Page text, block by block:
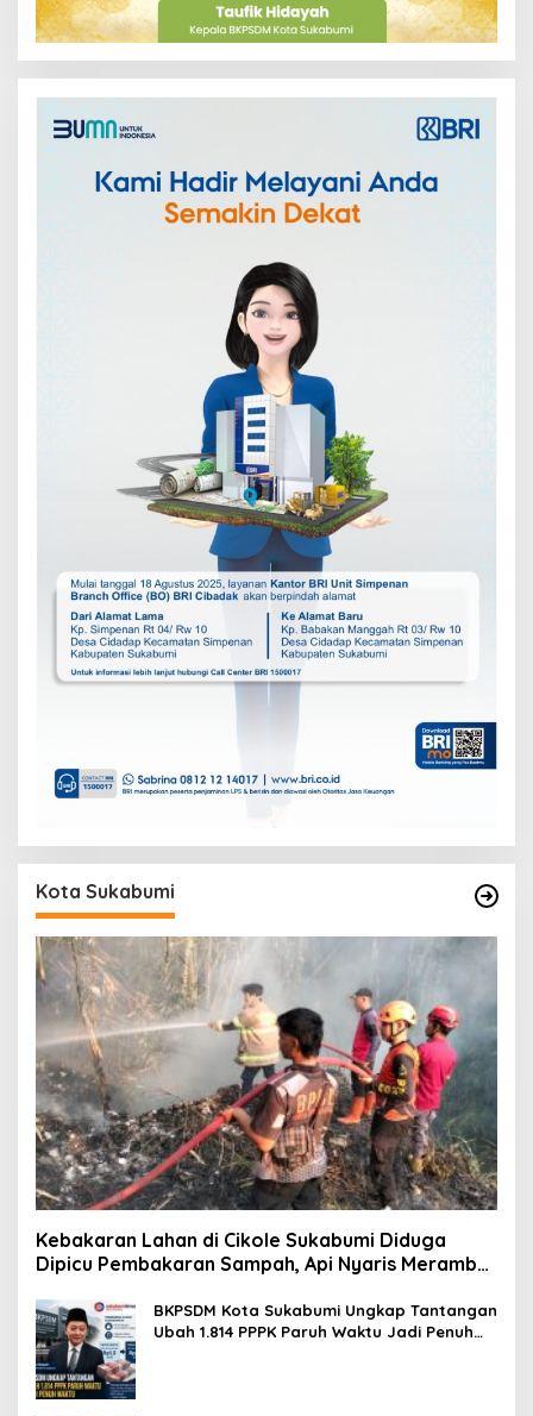
Kota Sukabumi
Kebakaran Lahan di Cikole Sukabumi Diduga
Dipicu Pembakaran Sampah, Api Nyaris Merambat
BKPSDM Kota Sukabumi Ungkap Tantangan
Ubah 1.814 PPPK Paruh Waktu Jadi Penuh